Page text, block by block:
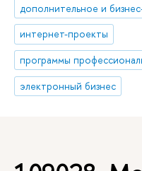
интернет-проекты
электронный бизнес